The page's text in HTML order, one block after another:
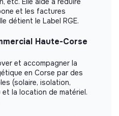
its impact
to us the
it was able to obtain.
et les factures
détient le Label RGE.
Haute-Corse
et accompagner la
en Corse par des
(solaire, isolation,
la location de matériel.